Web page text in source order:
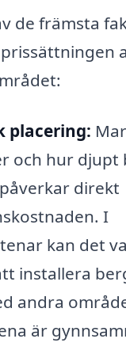
de främsta
placering:
och hur
direkt
I
kan det
installera
andra
är